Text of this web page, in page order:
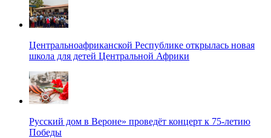
Центральноафриканской Республике открылась новая
школа для детей Центральной Африки
Русский дом в Вероне» проведёт концерт к 75-летию
Победы